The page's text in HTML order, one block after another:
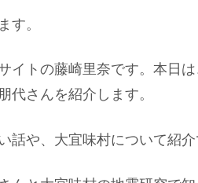
す。
イトの藤崎里奈です。本日
代さんを紹介します。
話や、大宜味村について紹介